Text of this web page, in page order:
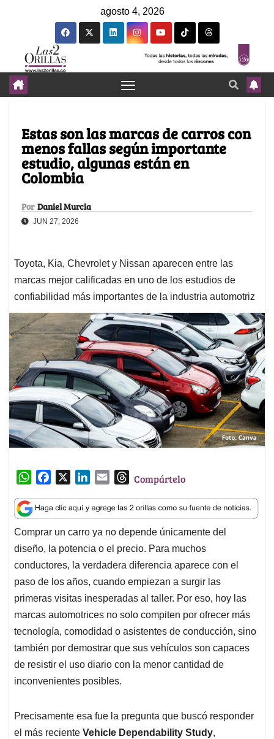
agosto 4, 2026
Estas son las marcas de carros con
menos fallas según importante
estudio, algunas están en
Colombia
Por Daniel Murcia
JUN 27, 2026
Toyota, Kia, Chevrolet y Nissan aparecen entre las
marcas mejor calificadas en uno de los estudios de
confiabilidad más importantes de la industria automotriz
W
a
t
s
A
p
p
c
e
b
o
o
k
n
k
e
d
I
n
a
i
l
T
r
e
a
d
s
Compártelo
Comprar un carro ya no depende únicamente del
diseño, la potencia o el precio. Para muchos
conductores, la verdadera diferencia aparece con el
paso de los años, cuando empiezan a surgir las
primeras visitas inesperadas al taller. Por eso, hoy las
marcas automotrices no solo compiten por ofrecer más
tecnología, comodidad o asistentes de conducción, sino
también por demostrar que sus vehículos son capaces
de resistir el uso diario con la menor cantidad de
inconvenientes posibles.
Precisamente esa fue la pregunta que buscó responder
el más reciente Vehicle Dependability Study,